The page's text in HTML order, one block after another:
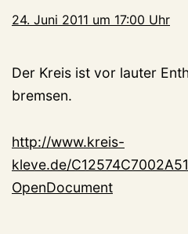
24. Juni 2011 um 17:00 Uhr
Der Kreis ist vor lauter
bremsen.
http://www.kreis-
kleve.de/
OpenDocument